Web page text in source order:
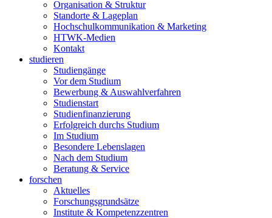
Organisation & Struktur
Standorte & Lageplan
Hochschulkommunikation & Marketing
HTWK-Medien
Kontakt
studieren
Studiengänge
Vor dem Studium
Bewerbung & Auswahlverfahren
Studienstart
Studienfinanzierung
Erfolgreich durchs Studium
Im Studium
Besondere Lebenslagen
Nach dem Studium
Beratung & Service
forschen
Aktuelles
Forschungsgrundsätze
Institute & Kompetenzzentren